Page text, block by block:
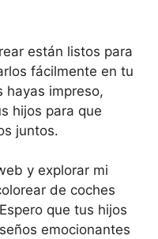
están listos para
fácilmente en tu
hayas impreso,
hijos para que
juntos.
y explorar mi
de coches
que tus hijos
emocionantes